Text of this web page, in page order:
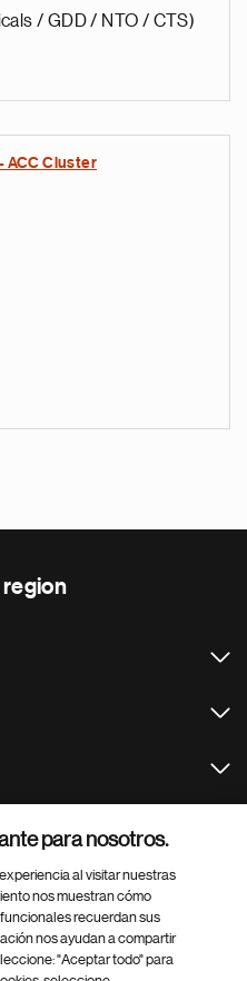
/ GDD / NTO / CTS)
ACC Cluster
region
para nosotros.
al visitar nuestras
nos muestran cómo
recuerdan sus
nos ayudan a compartir
"Aceptar todo" para